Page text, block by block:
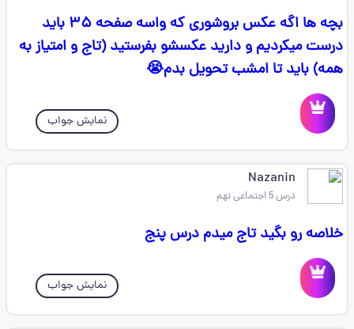
بچه ها اگه عکس بروشوری که واسه صفحه ۳۵ باید
درست میکردیم و دارید عکسشو بفرستید (تاج و امتیاز به
همه) باید تا امشب تحویل بدم😭
نمایش جواب
Nazanin
درس 5 اجتماعی نهم
خلاصه رو بگید تاج میدم درس پنج
نمایش جواب